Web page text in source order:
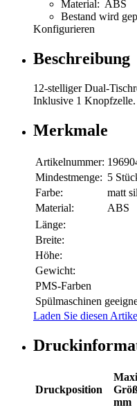
Material: ABS
Bestand wird
Konfigurieren
Beschreibung
12-stelliger Dual-
Inklusive 1 Knopfzelle.
Merkmale
Artikelnummer:
Mindestmenge: 5
Farbe:
matt
Material:
ABS
Länge:
Breite:
Höhe:
Gewicht:
PMS-Farben
Spülmaschinen
Laden Sie diesen
Druckposition
mm